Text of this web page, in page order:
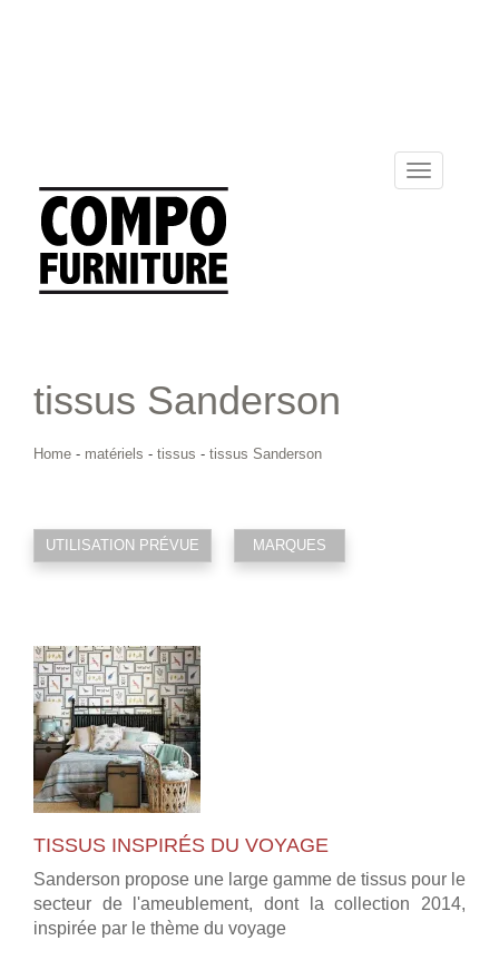
Toggle
navigation
tissus Sanderson
Home - matériels - tissus - tissus Sanderson
UTILISATION PRÉVUE MARQUES
TISSUS INSPIRÉS DU VOYAGE
Sanderson propose une large gamme de tissus pour le
secteur de l'ameublement, dont la collection 2014,
inspirée par le thème du voyage